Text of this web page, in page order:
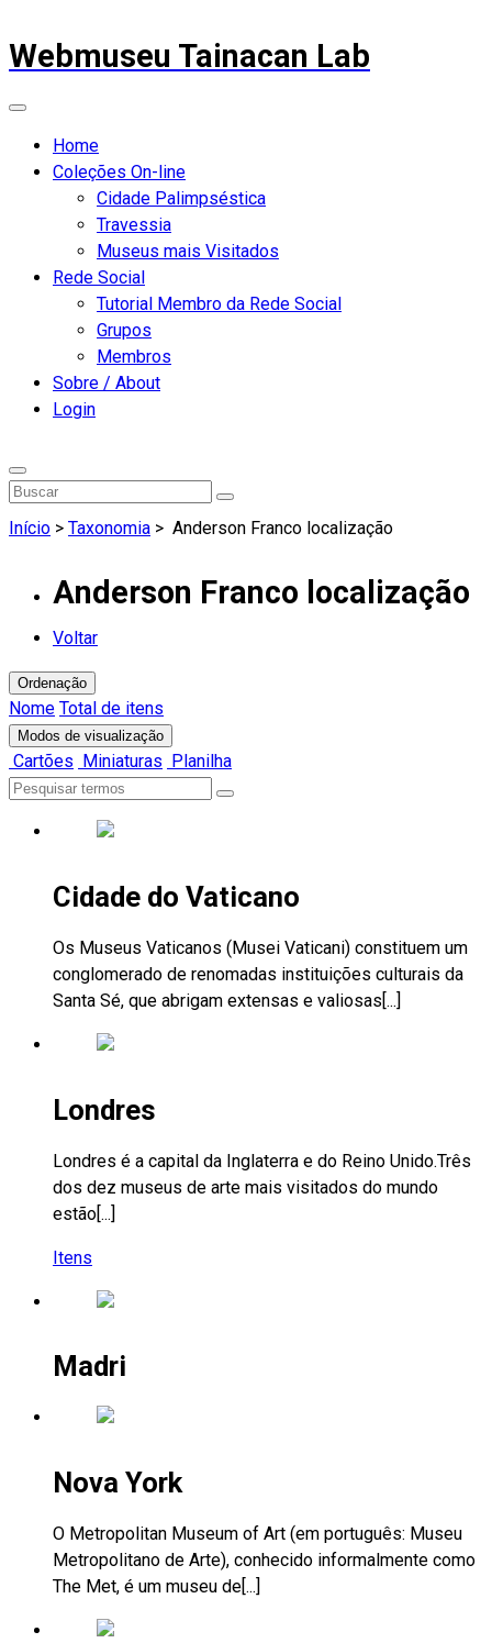
Webmuseu Tainacan Lab
Home
Coleções On-line
Cidade Palimpséstica
Travessia
Museus mais Visitados
Rede Social
Tutorial Membro da Rede Social
Grupos
Membros
Sobre / About
Login
Início > Taxonomia > Anderson Franco localização
Anderson Franco localização
Voltar
Ordenação
Nome Total de itens
Modos de visualização
Cartões Miniaturas Planilha
Cidade do Vaticano
Os Museus Vaticanos (Musei Vaticani) constituem um
conglomerado de renomadas instituições culturais da
Santa Sé, que abrigam extensas e valiosas[...]
Londres
Londres é a capital da Inglaterra e do Reino Unido.Três
dos dez museus de arte mais visitados do mundo
estão[...]
Itens
Madri
Nova York
O Metropolitan Museum of Art (em português: Museu
Metropolitano de Arte), conhecido informalmente como
The Met, é um museu de[...]